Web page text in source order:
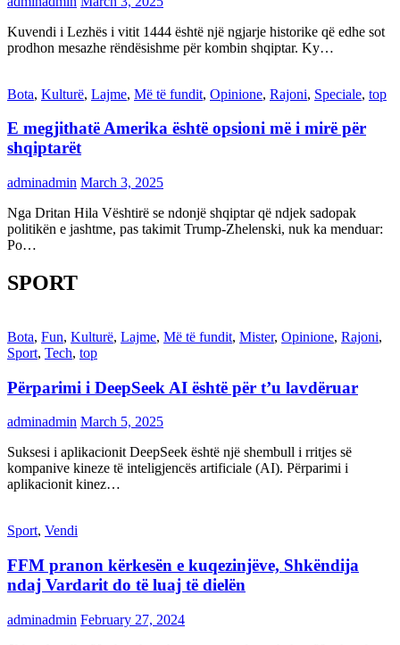
Kuvendi i Lezhës i vitit 1444 është një ngjarje historike që edhe sot
prodhon mesazhe rëndësishme për kombin shqiptar. Ky…
Bota, Kulturë, Lajme, Më të fundit, Opinione, Rajoni, Speciale, top
E megjithatë Amerika është opsioni më i mirë për
shqiptarët
adminadmin March 3, 2025
Nga Dritan Hila Vështirë se ndonjë shqiptar që ndjek sadopak
politikën e jashtme, pas takimit Trump-Zhelenski, nuk ka menduar:
Po…
SPORT
Bota, Fun, Kulturë, Lajme, Më të fundit, Mister, Opinione, Rajoni,
Sport, Tech, top
Përparimi i DeepSeek AI është për t’u lavdëruar
adminadmin March 5, 2025
Suksesi i aplikacionit DeepSeek është një shembull i rritjes së
kompanive kineze të inteligjencës artificiale (AI). Përparimi i
aplikacionit kinez…
Sport, Vendi
FFM pranon kërkesën e kuqezinjëve, Shkëndija
ndaj Vardarit do të luaj të dielën
adminadmin February 27, 2024